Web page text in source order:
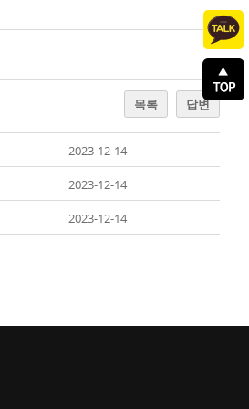
목록 답변
2023-12-14
2023-12-14
2023-12-14